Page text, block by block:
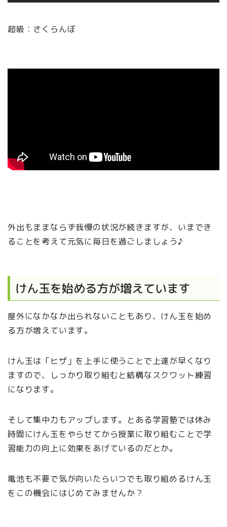
超級：さくらんぼ
外出もままならず我慢の状況が続きますが、いまでき
ることを考えて元気に毎日を過ごしましょう♪
けん玉を始める方が増えています
屋外になかなか出られないこともあり、けん玉を始め
る方が増えています。
けん玉は「ヒザ」を上手に使うことで上達が早くなり
ますので、しっかり取り組むと結構なスクワット練習
になります。
そして集中力もアップします。とある学習塾では休み
時間にけん玉をやらせてから授業に取り組むことで学
習能力の向上に効果をあげているのだとか。
電池も不要で気が向いたらいつでも取り組めるけん玉
をこの機会にはじめてみませんか？